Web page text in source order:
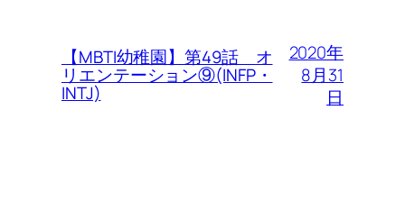
【MBTI幼稚園】第49話 オ
リエンテーション⑨(INFP・
INTJ)
2020年
8月31
日